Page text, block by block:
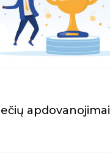
apdovanojimai